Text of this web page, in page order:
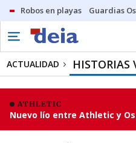
Robos en playas Guardias
ACTUALIDAD HISTORIAS
ATHLETIC
Nuevo lío entre Athletic y